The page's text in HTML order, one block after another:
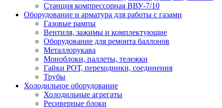
Станция компрессорная ВВУ-7/10
Оборудование и арматура для работы с газами
Газовые рампы
Вентиля, зажимы и комплектующие
Оборудование для ремонта баллонов
Металлорукава
Моноблоки, паллеты, тележки
Гайки РОТ, переходники, соединения
Трубы
Холодильное оборудование
Холодильные агрегаты
Ресиверные блоки